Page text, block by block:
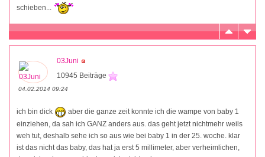
schieben...
03Juni
10945 Beiträge
04.02.2014 09:24
ich bin dick
aber die ganze zeit konnte ich die wampe von baby 1
einziehen, da sah ich GANZ anders aus. das geht jetzt nichtmehr weils
weh tut, deshalb sehe ich so aus wie bei baby 1 in der 25. woche. klar
ist das nicht das baby, das hat ja erst 5 millimeter, aber verheimlichen,